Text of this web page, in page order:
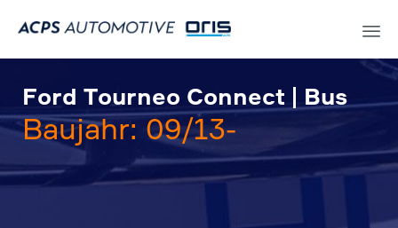
Ford Tourneo Connect | Bus
Baujahr: 09/13-